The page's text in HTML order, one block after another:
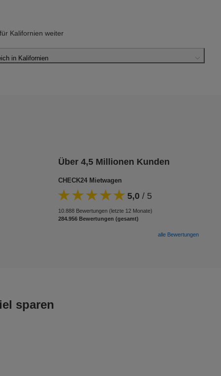
Kalifornien weiter
in Kalifornien
Über 4,5 Millionen Kunden
CHECK24 Mietwagen
5,0 / 5
10.888 Bewertungen (letzte 12 Monate)
284.956 Bewertungen (gesamt)
alle Bewertungen
sparen